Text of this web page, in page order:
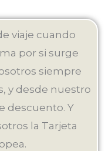
viaje cuando
por si surge
siempre
y desde nuestro
descuento. Y
la Tarjeta